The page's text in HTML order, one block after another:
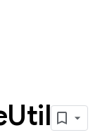
Util